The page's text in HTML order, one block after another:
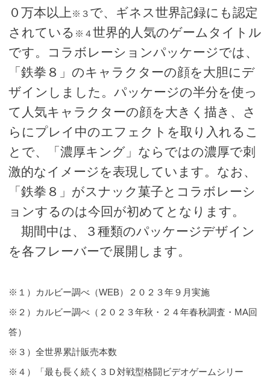
０万本以上 ※３ で、ギネス世界記録にも認定
されている ※４世界的人気のゲームタイトル
です。コラボレーションパッケージでは、
「鉄拳８」のキャラクターの顔を大胆にデ
ザインしました。パッケージの半分を使っ
て人気キャラクターの顔を大きく描き、さ
らにプレイ中のエフェクトを取り入れるこ
とで、「濃厚キング」ならではの濃厚で刺
激的なイメージを表現しています。なお、
「鉄拳８」がスナック菓子とコラボレーシ
ョンするのは今回が初めてとなります。
期間中は、３種類のパッケージデザイン
を各フレーバーで展開します。
※１）カルビー調べ（WEB）２０２３年９月実施
※２）カルビー調べ（２０２３年秋・２４年春秋調査・MA回
答）
※３）全世界累計販売本数
※４）「最も長く続く３Ｄ対戦型格闘ビデオゲームシリー